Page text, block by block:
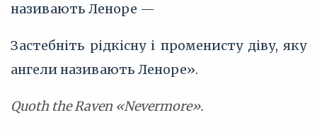
називають Леноре —
Застебніть рідкісну і променисту діву, яку
ангели називають Леноре».
Quoth the Raven «Nevermore».